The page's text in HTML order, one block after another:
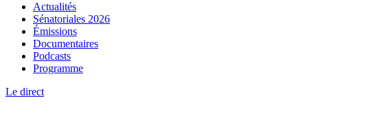
Actualités
Sénatoriales 2026
Émissions
Documentaires
Podcasts
Programme
Le direct